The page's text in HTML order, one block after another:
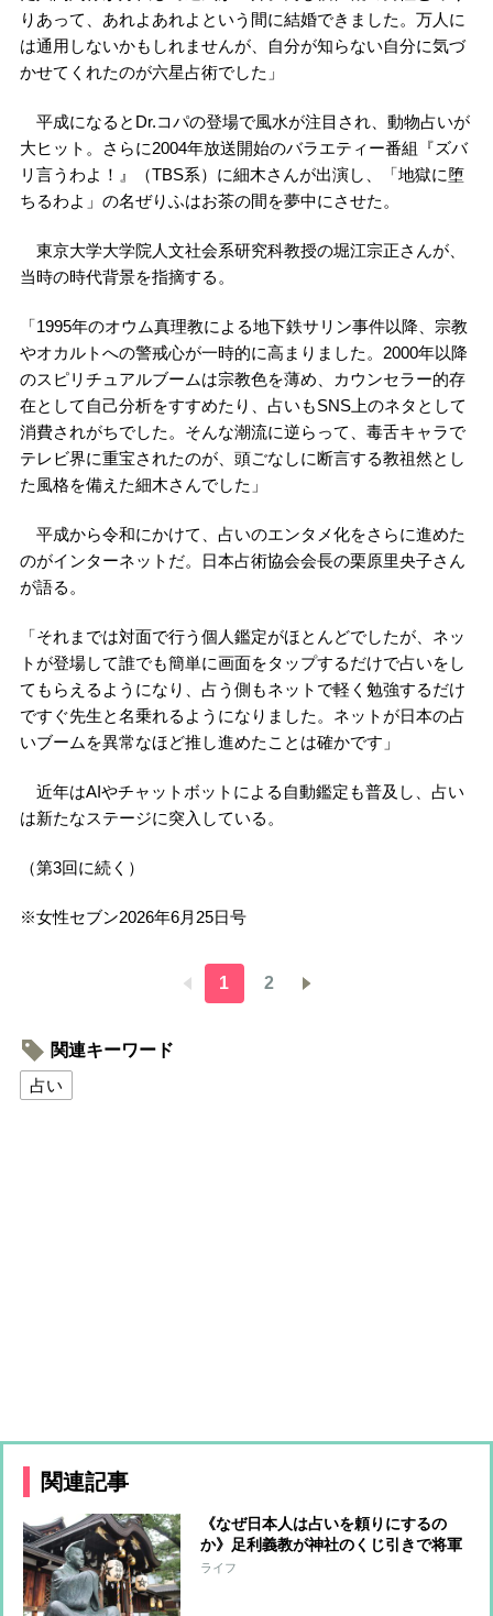
りあって、あれよあれよという間に結婚できました。万人に
は通用しないかもしれませんが、自分が知らない自分に気づ
かせてくれたのが六星占術でした」
平成になるとDr.コパの登場で風水が注目され、動物占いが
大ヒット。さらに2004年放送開始のバラエティー番組『ズバ
リ言うわよ！』（TBS系）に細木さんが出演し、「地獄に堕
ちるわよ」の名ぜりふはお茶の間を夢中にさせた。
東京大学大学院人文社会系研究科教授の堀江宗正さんが、
当時の時代背景を指摘する。
「1995年のオウム真理教による地下鉄サリン事件以降、宗教
やオカルトへの警戒心が一時的に高まりました。2000年以降
のスピリチュアルブームは宗教色を薄め、カウンセラー的存
在として自己分析をすすめたり、占いもSNS上のネタとして
消費されがちでした。そんな潮流に逆らって、毒舌キャラで
テレビ界に重宝されたのが、頭ごなしに断言する教祖然とし
た風格を備えた細木さんでした」
平成から令和にかけて、占いのエンタメ化をさらに進めた
のがインターネットだ。日本占術協会会長の栗原里央子さん
が語る。
「それまでは対面で行う個人鑑定がほとんどでしたが、ネッ
トが登場して誰でも簡単に画面をタップするだけで占いをし
てもらえるようになり、占う側もネットで軽く勉強するだけ
ですぐ先生と名乗れるようになりました。ネットが日本の占
いブームを異常なほど推し進めたことは確かです」
近年はAIやチャットボットによる自動鑑定も普及し、占い
は新たなステージに突入している。
（第3回に続く）
※女性セブン2026年6月25日号
1 2
関連キーワード
占い
関連記事
《なぜ日本人は占いを頼りにするの
か》足利義教が神社のくじ引きで将軍
に選ばれた室町時代…密接だった政治
ライフ